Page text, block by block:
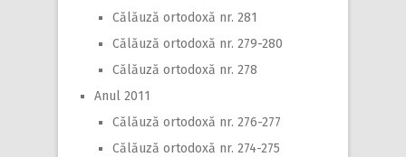
Călăuză ortodoxă nr. 281
Călăuză ortodoxă nr. 279-280
Călăuză ortodoxă nr. 278
Anul 2011
Călăuză ortodoxă nr. 276-277
Călăuză ortodoxă nr. 274-275